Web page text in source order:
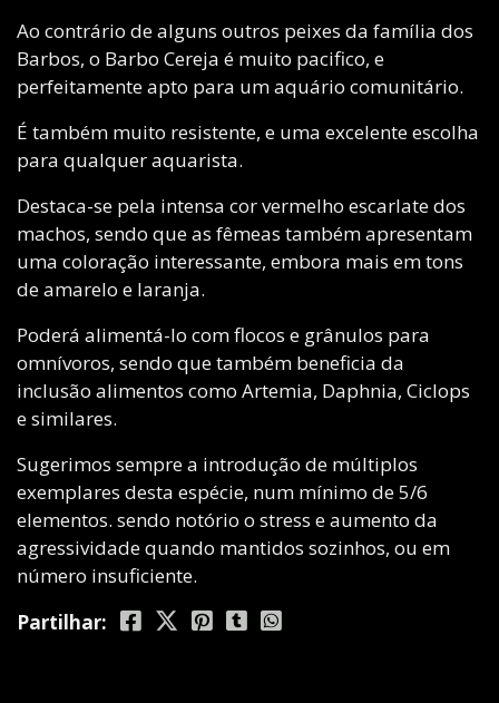
Ao contrário de alguns outros peixes da família dos
Barbos, o Barbo Cereja é muito pacifico, e
perfeitamente apto para um aquário comunitário.
É também muito resistente, e uma excelente escolha
para qualquer aquarista.
Destaca-se pela intensa cor vermelho escarlate dos
machos, sendo que as fêmeas também apresentam
uma coloração interessante, embora mais em tons
de amarelo e laranja.
Poderá alimentá-lo com flocos e grânulos para
omnívoros, sendo que também beneficia da
inclusão alimentos como Artemia, Daphnia, Ciclops
e similares.
Sugerimos sempre a introdução de múltiplos
exemplares desta espécie, num mínimo de 5/6
elementos. sendo notório o stress e aumento da
agressividade quando mantidos sozinhos, ou em
número insuficiente.
Partilhar: